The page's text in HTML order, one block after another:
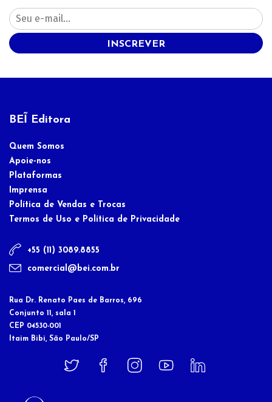
INSCREVER
BEĨ Editora
Quem Somos
Apoie-nos
Plataformas
Imprensa
Política de Vendas e Trocas
Termos de Uso e Política de Privacidade
+55 (11) 3089.8855
comercial@bei.com.br
Rua Dr. Renato Paes de Barros, 696
Conjunto 11, sala 1
CEP 04530-001
Itaim Bibi, São Paulo/SP